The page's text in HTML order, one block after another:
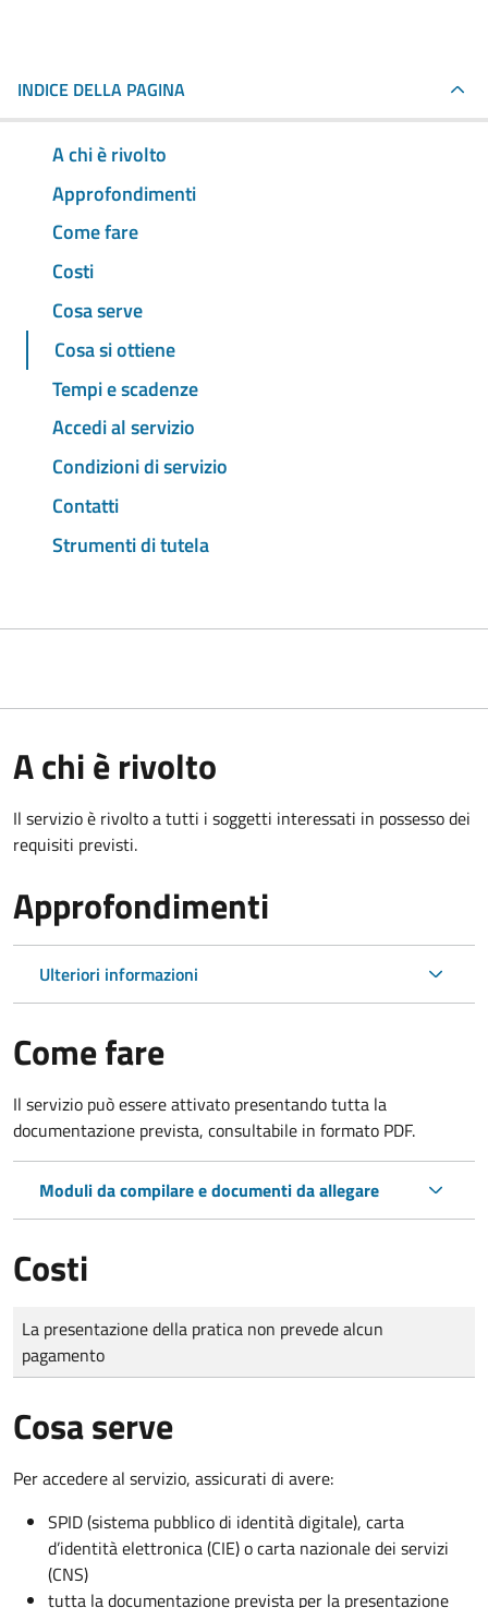
INDICE DELLA PAGINA
A chi è rivolto
Approfondimenti
Come fare
Costi
Cosa serve
Cosa si ottiene
Tempi e scadenze
Accedi al servizio
Condizioni di servizio
Contatti
Strumenti di tutela
A chi è rivolto
Il servizio è rivolto a tutti i soggetti interessati in possesso dei
requisiti previsti.
Approfondimenti
Ulteriori informazioni
Come fare
Il servizio può essere attivato presentando tutta la
documentazione prevista, consultabile in formato PDF.
Moduli da compilare e documenti da allegare
Costi
Tipo di pagamento
Importo
La presentazione della pratica non prevede alcun
pagamento
Cosa serve
Per accedere al servizio, assicurati di avere:
SPID (sistema pubblico di identità digitale), carta
d’identità elettronica (CIE) o carta nazionale dei servizi
(CNS)
tutta la documentazione prevista per la presentazione